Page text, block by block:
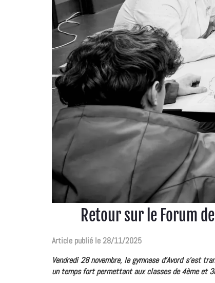
Retour sur le Forum
Article publié le 28/11/2025
Vendredi 28 novembre, le gymnase d'Avord s'est
un temps fort permettant aux classes de 4ème et